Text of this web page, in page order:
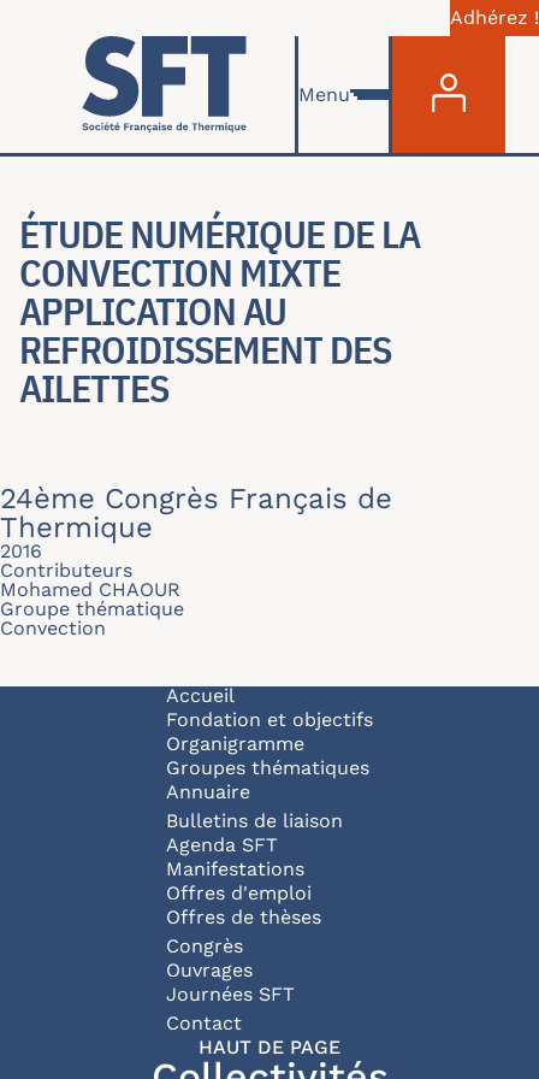
Aller au contenu principal
Adhérez !
Menu
ÉTUDE NUMÉRIQUE DE LA
CONVECTION MIXTE
APPLICATION AU
REFROIDISSEMENT DES
AILETTES
24ème Congrès Français de
Thermique
2016
Contributeurs
Mohamed CHAOUR
Groupe thématique
Convection
Navigation principale
Accueil
Fondation et objectifs
Organigramme
Groupes thématiques
Annuaire
Bulletins de liaison
Agenda SFT
Manifestations
Offres d'emploi
Offres de thèses
Congrès
Ouvrages
Journées SFT
Pied de page
Contact
HAUT DE PAGE